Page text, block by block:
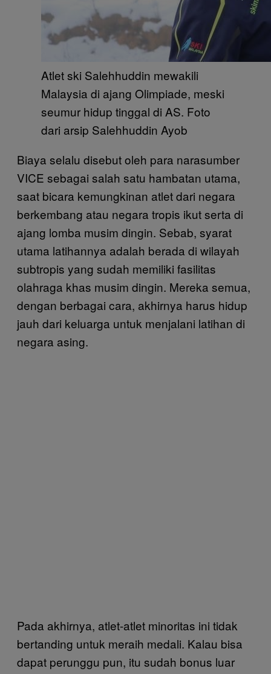
Atlet ski Salehhuddin mewakili
Malaysia di ajang Olimpiade, meski
seumur hidup tinggal di AS. Foto
dari arsip Salehhuddin Ayob
Biaya selalu disebut oleh para narasumber
VICE sebagai salah satu hambatan utama,
saat bicara kemungkinan atlet dari negara
berkembang atau negara tropis ikut serta di
ajang lomba musim dingin. Sebab, syarat
utama latihannya adalah berada di wilayah
subtropis yang sudah memiliki fasilitas
olahraga khas musim dingin. Mereka semua,
dengan berbagai cara, akhirnya harus hidup
jauh dari keluarga untuk menjalani latihan di
negara asing.
Pada akhirnya, atlet-atlet minoritas ini tidak
bertanding untuk meraih medali. Kalau bisa
dapat perunggu pun, itu sudah bonus luar